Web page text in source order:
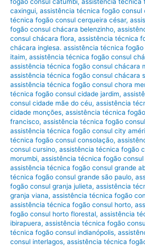
caxingui,assistência técnica fogão consul
técnica fogão consul cerqueira césar,
fogão consul chácara belenzinho,
consul chácara flora,assistência técnica
chácara inglesa. assistência técnica
itaim,assistência técnica fogão consul
assistência técnica fogão consul chácara
assistência técnica fogão consul chácara
assistência técnica fogão consul chora
técnica fogão consul cidade jardim,
consul cidade mãe do céu,assistência
cidade monções,assistência técnica
francisco,assistência técnica fogão
assistência técnica fogão consul city
técnica fogão consul consolação,
consul cursino,assistência técnica fogão
morumbi,assistência técnica fogão
assistência técnica fogão consul grande
técnica fogão consul grande são paulo,
fogão consul granja julieta,assistência
granja viana,assistência técnica fogão
assistência técnica fogão consul horto,
fogão consul horto florestal,assistência
ibirapuera,assistência técnica fogão
técnica fogão consul indianópolis,
consul interlagos,assistência técnica